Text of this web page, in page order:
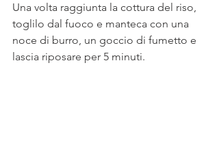
Una volta raggiunta la cottura del riso,
toglilo dal fuoco e manteca con una
noce di burro, un goccio di fumetto e
lascia riposare per 5 minuti.